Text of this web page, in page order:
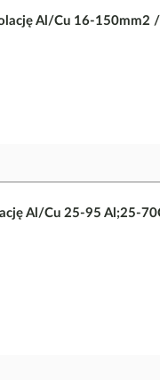
Al/Cu 16-150mm2
Al/Cu 25-95 Al;25-